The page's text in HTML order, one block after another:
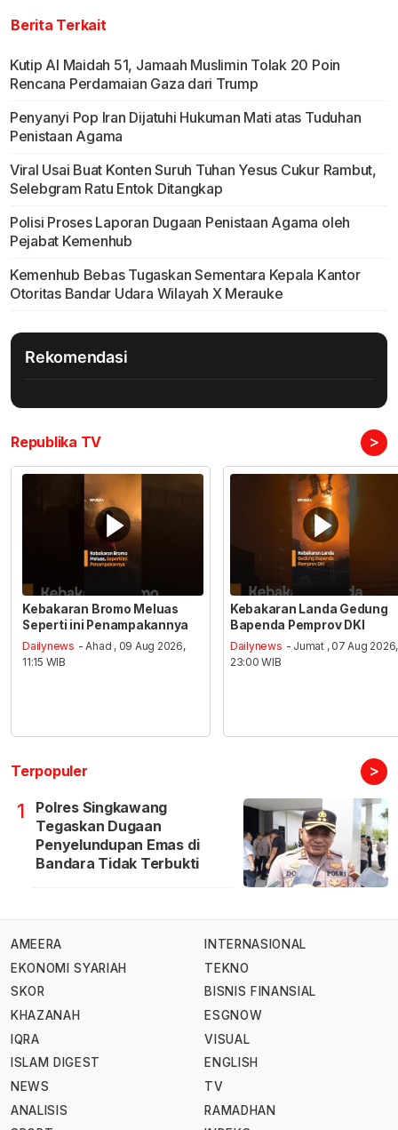
Berita Terkait
Kutip Al Maidah 51, Jamaah Muslimin Tolak 20 Poin
Rencana Perdamaian Gaza dari Trump
Penyanyi Pop Iran Dijatuhi Hukuman Mati atas Tuduhan
Penistaan Agama
Viral Usai Buat Konten Suruh Tuhan Yesus Cukur Rambut,
Selebgram Ratu Entok Ditangkap
Polisi Proses Laporan Dugaan Penistaan Agama oleh
Pejabat Kemenhub
Kemenhub Bebas Tugaskan Sementara Kepala Kantor
Otoritas Bandar Udara Wilayah X Merauke
Rekomendasi
Republika TV >
Kebakaran Bromo Meluas
Seperti ini Penampakannya
Dailynews - Ahad , 09 Aug 2026,
11:15 WIB
Kebakaran Landa Gedung
Bapenda Pemprov DKI
Dailynews - Jumat , 07 Aug 2026,
23:00 WIB
Terpopuler >
1
Polres Singkawang
Tegaskan Dugaan
Penyelundupan Emas di
Bandara Tidak Terbukti
AMEERA
EKONOMI SYARIAH
SKOR
KHAZANAH
IQRA
ISLAM DIGEST
NEWS
ANALISIS
INTERNASIONAL
TEKNO
BISNIS FINANSIAL
ESGNOW
VISUAL
ENGLISH
TV
RAMADHAN